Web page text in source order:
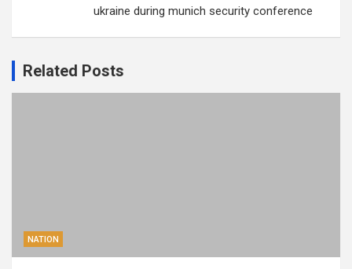
ukraine during munich security conference
Related Posts
NATION